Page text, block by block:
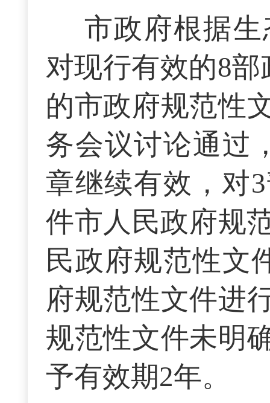
市政府根据
对现行有效的8
的市政府规范性
务会议讨论通过
章继续有效，对
件市人民政府规
民政府规范性文
府规范性文件进
规范性文件未明
予有效期2年。